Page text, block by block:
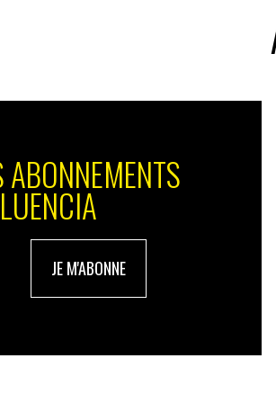
transformation de leur glace sur des
spectacle (image de converture) !
plus comme une solution de régime
à Blagnac et pratique beaucoup
l’expérience. Les marques
centres Klépierre un jeu gonflable…
ABONNEMENTS
JE M'ABONNE